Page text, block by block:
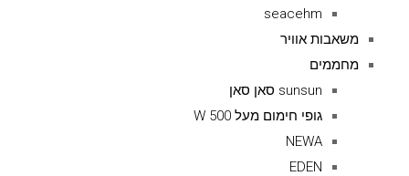
seacehm
משאבות אוויר
מחממים
sunsun סאן סאן
גופי חימום מעל 500 W
NEWA
EDEN